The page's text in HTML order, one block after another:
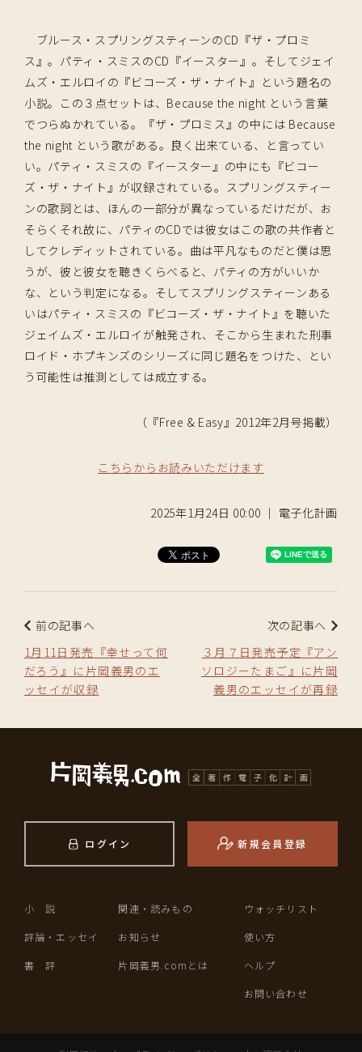
ブルース・スプリングスティーンのCD『ザ・プロミ
ス』。パティ・スミスのCD『イースター』。そしてジェイ
ムズ・エルロイの『ビコーズ・ザ・ナイト』という題名の
小説。この３点セットは、Because the night という言葉
でつらぬかれている。『ザ・プロミス』の中には Because
the night という歌がある。良く出来ている、と言ってい
い。パティ・スミスの『イースター』の中にも『ビコー
ズ・ザ・ナイト』が収録されている。スプリングスティー
ンの歌詞とは、ほんの一部分が異なっているだけだが、お
そらくそれ故に、パティのCDでは彼女はこの歌の共作者と
してクレディットされている。曲は平凡なものだと僕は思
うが、彼と彼女を聴きくらべると、パティの方がいいか
な、という判定になる。そしてスプリングスティーンある
いはパティ・スミスの『ビコーズ・ザ・ナイト』を聴いた
ジェイムズ・エルロイが触発され、そこから生まれた刑事
ロイド・ホプキンズのシリーズに同じ題名をつけた、とい
う可能性は推測としては成立する。
（『Free & Easy』2012年2月号掲載）
こちらからお読みいただけます
2025年1月24日 00:00 ｜ 電子化計画
前の記事へ
1月11日発売『幸せって何
だろう』に片岡義男のエ
ッセイが収録
次の記事へ
３月７日発売予定『アン
ソロジーたまご』に片岡
義男のエッセイが再録
ログイン 新規会員登録
小 説
評論・エッセイ
書 評
関連・読みもの
お知らせ
片岡義男.comとは
ウォッチリスト
使い方
ヘルプ
お問い合わせ